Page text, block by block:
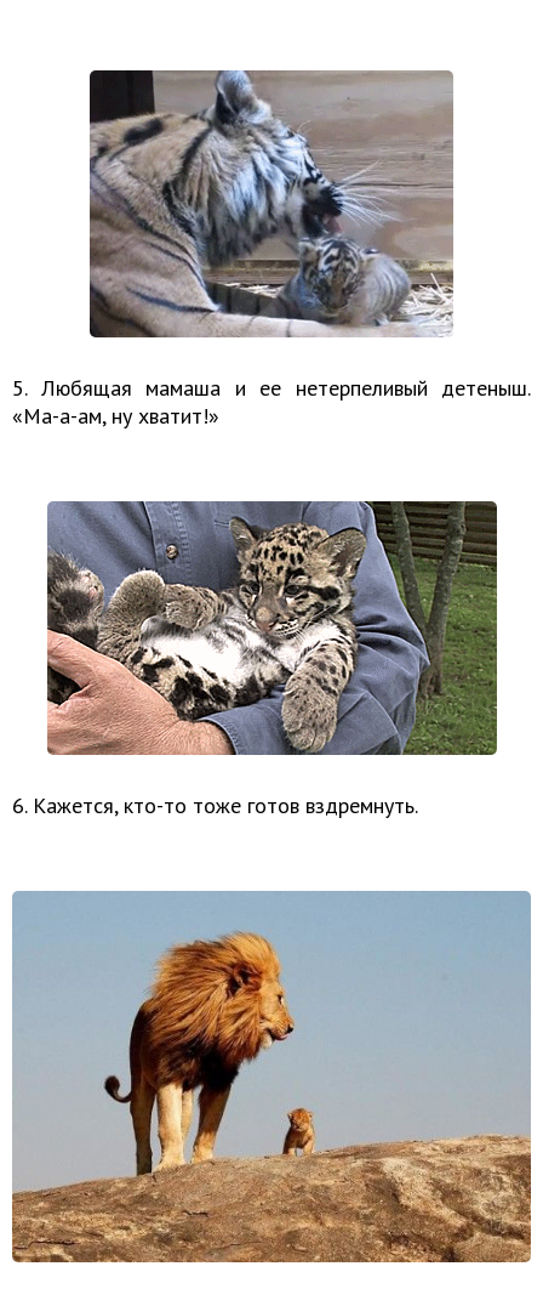
5. Любящая мамаша и ее нетерпеливый детеныш.
«Ма-а-ам, ну хватит!»
6. Кажется, кто-то тоже готов вздремнуть.